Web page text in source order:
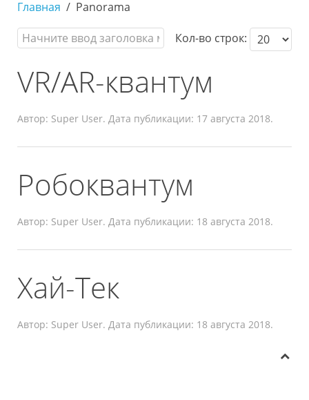
Главная Panorama
Кол-во строк:
VR/AR-квантум
Автор: Super User. Дата публикации: 17 августа 2018.
Робоквантум
Автор: Super User. Дата публикации: 18 августа 2018.
Хай-Тек
Автор: Super User. Дата публикации: 18 августа 2018.